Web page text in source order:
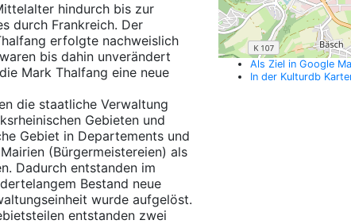
hindurch bis zur
durch Frankreich. Der
erfolgte nachweislich
bis dahin unverändert
Mark Thalfang eine neue
die staatliche Verwaltung
Gebieten und
Gebiet in Departements und
(Bürgermeistereien) als
Dadurch entstanden im
Bestand neue
wurde aufgelöst.
entstanden zwei
Als Ziel in Google
In der Kulturdb